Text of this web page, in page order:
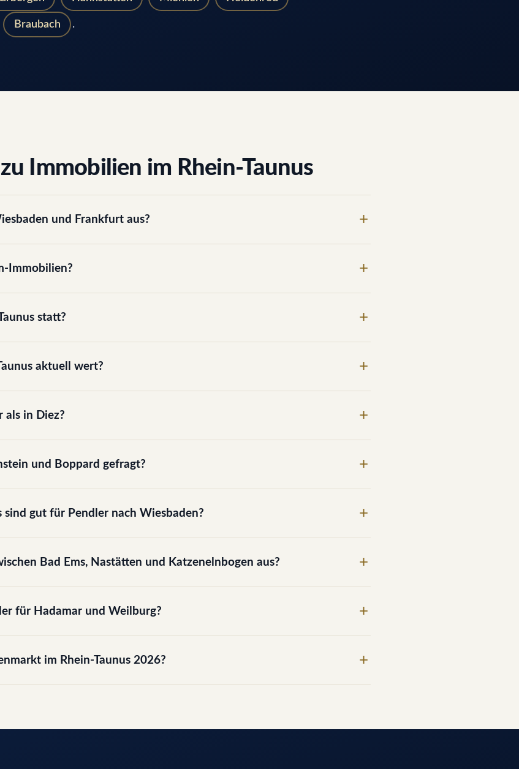
Braubach .
Immobilien im Rhein-Taunus
und Frankfurt aus?
Immobilien?
statt?
aktuell wert?
als in Diez?
und Boppard gefragt?
sind gut für Pendler nach Wiesbaden?
Bad Ems, Nastätten und Katzenelnbogen aus?
für Hadamar und Weilburg?
im Rhein-Taunus 2026?